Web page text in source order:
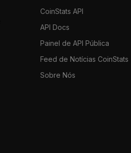
CoinStats API
API Docs
Painel de API Pública
Feed de Notícias CoinStats
Sobre Nós